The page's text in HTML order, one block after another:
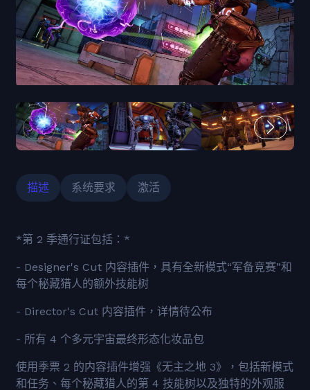
描述 系统要求 激活
*第 2 季通行证包括：*
- Designer's Cut 内容插件，具有全新模式“军备竞赛”和
每个秘藏猎人的额外技能树
- Director's Cut 内容插件，详情待公布
- 所有 4 个多元宇宙最终形态化妆品包
使用季票 2 的内容插件增强《无主之地 3》，包括新模式
和任务、每个秘藏猎人的第 4 技能树以及独特的外观服